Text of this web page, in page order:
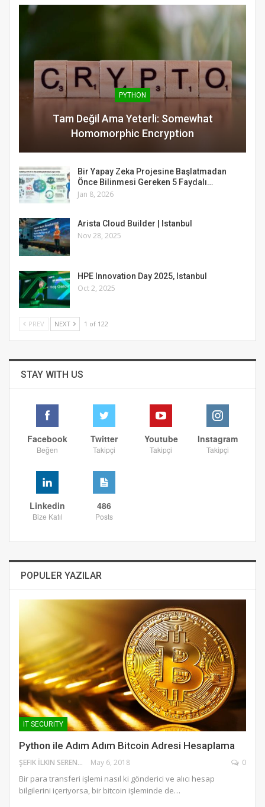
PYTHON
Tam Değil Ama Yeterli: Somewhat
Homomorphic Encryption
Bir Yapay Zeka Projesine Başlatmadan
Önce Bilinmesi Gereken 5 Faydalı…
Jan 8, 2026
Arista Cloud Builder | Istanbul
Nov 28, 2025
HPE Innovation Day 2025, Istanbul
Oct 2, 2025
PREV NEXT 1 of 122
STAY WITH US
Facebook
Beğen
Twitter
Takipçi
Youtube
Takipçi
Instagram
Takipçi
Linkedin
Bize Katıl
486
Posts
POPULER YAZILAR
IT SECURITY
Python ile Adım Adım Bitcoin Adresi Hesaplama
ŞEFIK İLKIN SERENGIL May 6, 2018 0
Bir para transferi işlemi nasıl ki gönderici ve alıcı hesap
bilgilerini içeriyorsa, bir bitcoin işleminde de…